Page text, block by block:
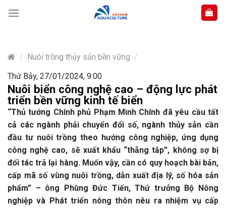
content
/ Nuôi trồng thủy sản bền vững /
Thứ Bảy, 27/01/2024, 9:00
Nuôi biển công nghệ cao – động lực phát
triển bền vững kinh tế biển
“Thủ tướng Chính phủ Phạm Minh Chính đã yêu cầu tất
cả các ngành phải chuyển đổi số, ngành thủy sản cần
đầu tư nuôi trồng theo hướng công nghiệp, ứng dụng
công nghệ cao, sẽ xuất khẩu “thẳng tắp”, không sợ bị
đối tác trả lại hàng. Muốn vậy, cần có quy hoạch bài bản,
cấp mã số vùng nuôi trồng, dẫn xuất địa lý, số hóa sản
phẩm” – ông Phùng Đức Tiến, Thứ trưởng Bộ Nông
nghiệp và Phát triển nông thôn nêu ra nhiệm vụ cấp